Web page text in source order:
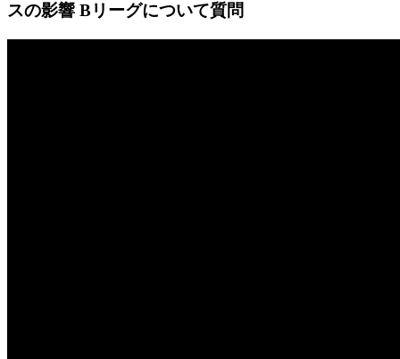
スの影響 Bリーグについて質問